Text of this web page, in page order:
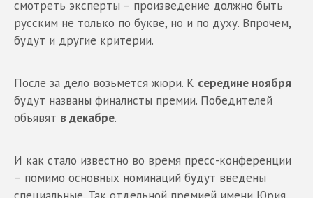
смотреть эксперты – произведение должно быть
русским не только по букве, но и по духу. Впрочем,
будут и другие критерии.
После за дело возьмется жюри. К середине ноября
будут названы финалисты премии. Победителей
объявят в декабре.
И как стало известно во время пресс-конференции
– помимо основных номинаций будут введены